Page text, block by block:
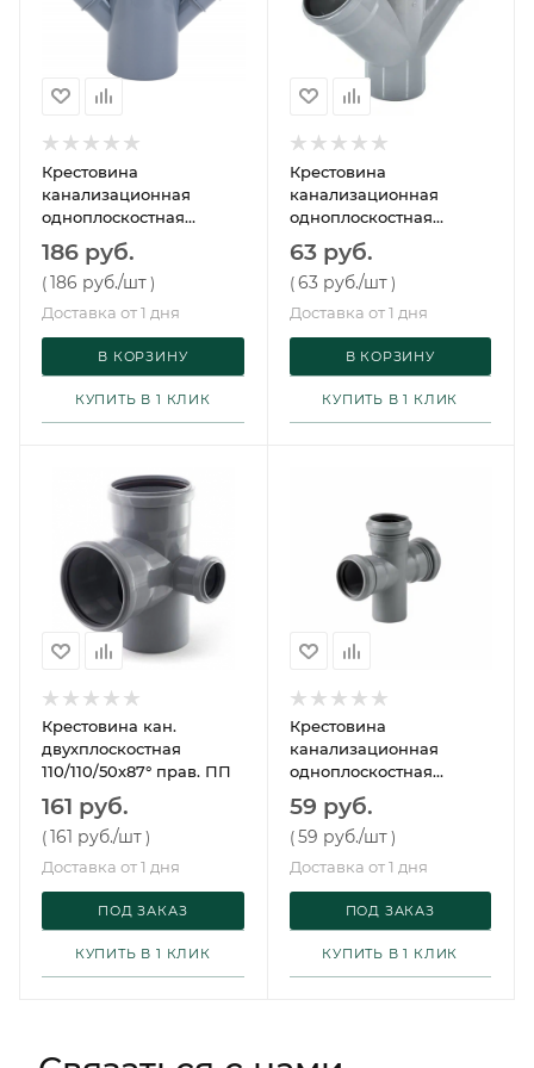
Крестовина
канализационная
одноплоскостная
110/50/50х45° ПП
186 руб.
(186 руб./шт)
Доставка от 1 дня
В КОРЗИНУ
КУПИТЬ В 1 КЛИК
Крестовина
канализационная
одноплоскостная
50/50/50 45° ПП
63 руб.
(63 руб./шт )
Доставка от 1 дня
В КОРЗИНУ
КУПИТЬ В 1 КЛИК
Крестовина кан.
двухплоскостная
110/110/50х87° прав. ПП
161 руб.
(161 руб./шт)
Доставка от 1 дня
ПОД ЗАКАЗ
КУПИТЬ В 1 КЛИК
Крестовина
канализационная
одноплоскостная
50/50/50х87° ПП
59 руб.
(59 руб./шт )
Доставка от 1 дня
ПОД ЗАКАЗ
КУПИТЬ В 1 КЛИК